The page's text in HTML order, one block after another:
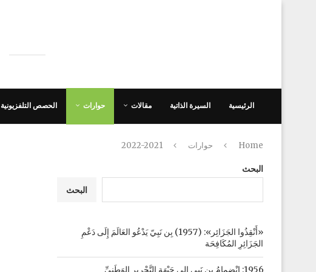
الرئيسية السيرة الذاتية مقالات حوارات الحصص التلفزيونية
Home حوارات 2022-2021
البحث
البحث
«أَنْقِذُوا الجَزَائِر»: (1957) بِن نَبِيّ يَدْعُو العَالَمَ إِلَى دَعْمِ
الجَزَائِرِ المُكَافِحَة
1956: انْضِمامُ بِن نَبِي إِلى جَبْهَةِ التَّحْرِيرِ الوَطَنِيِّ